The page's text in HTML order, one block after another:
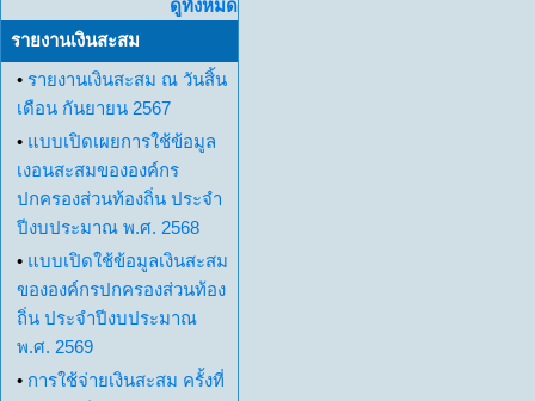
ดูทั้งหมด
รายงานเงินสะสม
• รายงานเงินสะสม ณ วันสิ้น
เดือน กันยายน 2567
• แบบเปิดเผยการใช้ข้อมูล
เงอนสะสมขององค์กร
ปกครองส่วนท้องถิ่น ประจำ
ปีงบประมาณ พ.ศ. 2568
• แบบเปิดใช้ข้อมูลเงินสะสม
ขององค์กรปกครองส่วนท้อง
ถิ่น ประจำปีงบประมาณ
พ.ศ. 2569
• การใช้จ่ายเงินสะสม ครั้งที่